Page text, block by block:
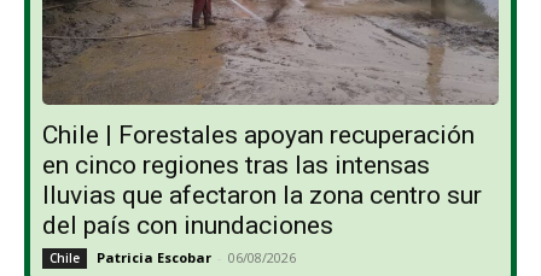
Chile | Forestales apoyan recuperación
en cinco regiones tras las intensas
lluvias que afectaron la zona centro sur
del país con inundaciones
Chile Patricia Escobar - 06/08/2026